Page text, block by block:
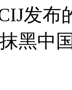
发布
黑中